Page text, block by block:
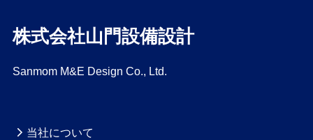
株式会社山門設備設計
Sanmom M&E Design Co., Ltd.
当社について